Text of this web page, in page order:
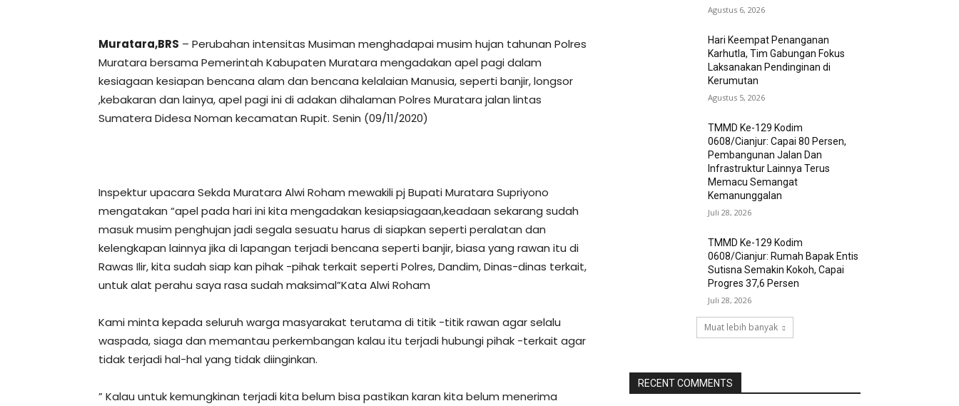
Muratara,BRS – Perubahan intensitas Musiman menghadapai musim hujan tahunan Polres
Muratara bersama Pemerintah Kabupaten Muratara mengadakan apel pagi dalam
kesiagaan kesiapan bencana alam dan bencana kelalaian Manusia, seperti banjir, longsor
,kebakaran dan lainya, apel pagi ini di adakan dihalaman Polres Muratara jalan lintas
Sumatera Didesa Noman kecamatan Rupit. Senin (09/11/2020)
Inspektur upacara Sekda Muratara Alwi Roham mewakili pj Bupati Muratara Supriyono
mengatakan “apel pada hari ini kita mengadakan kesiapsiagaan,keadaan sekarang sudah
masuk musim penghujan jadi segala sesuatu harus di siapkan seperti peralatan dan
kelengkapan lainnya jika di lapangan terjadi bencana seperti banjir, biasa yang rawan itu di
Rawas Ilir, kita sudah siap kan pihak -pihak terkait seperti Polres, Dandim, Dinas-dinas terkait,
untuk alat perahu saya rasa sudah maksimal”Kata Alwi Roham
Kami minta kepada seluruh warga masyarakat terutama di titik -titik rawan agar selalu
waspada, siaga dan memantau perkembangan kalau itu terjadi hubungi pihak -terkait agar
tidak terjadi hal-hal yang tidak diinginkan.
” Kalau untuk kemungkinan terjadi kita belum bisa pastikan karan kita belum menerima
Agustus 6, 2026
Hari Keempat Penanganan
Karhutla, Tim Gabungan Fokus
Laksanakan Pendinginan di
Kerumutan
Agustus 5, 2026
TMMD Ke-129 Kodim
0608/Cianjur: Capai 80 Persen,
Pembangunan Jalan Dan
Infrastruktur Lainnya Terus
Memacu Semangat
Kemanunggalan
Juli 28, 2026
TMMD Ke-129 Kodim
0608/Cianjur: Rumah Bapak Entis
Sutisna Semakin Kokoh, Capai
Progres 37,6 Persen
Juli 28, 2026
Muat lebih banyak
RECENT COMMENTS